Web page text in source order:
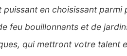
en choisissant
feu bouillonnants et de
qui mettront votre talent